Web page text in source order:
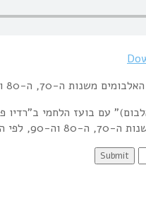
ובארה"ב בדיוק ב-8 ביוני ולא נכנסו לתוכנית ביום שני.
של אחר הצהריים וקצת ידע.